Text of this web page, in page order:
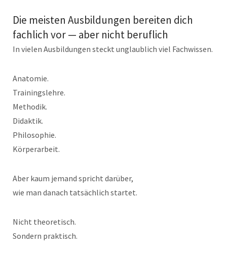
Die meisten Ausbildungen bereiten dich
fachlich vor — aber nicht beruflich
In vielen Ausbildungen steckt unglaublich viel Fachwissen.
Anatomie.
Trainingslehre.
Methodik.
Didaktik.
Philosophie.
Körperarbeit.
Aber kaum jemand spricht darüber,
wie man danach tatsächlich startet.
Nicht theoretisch.
Sondern praktisch.